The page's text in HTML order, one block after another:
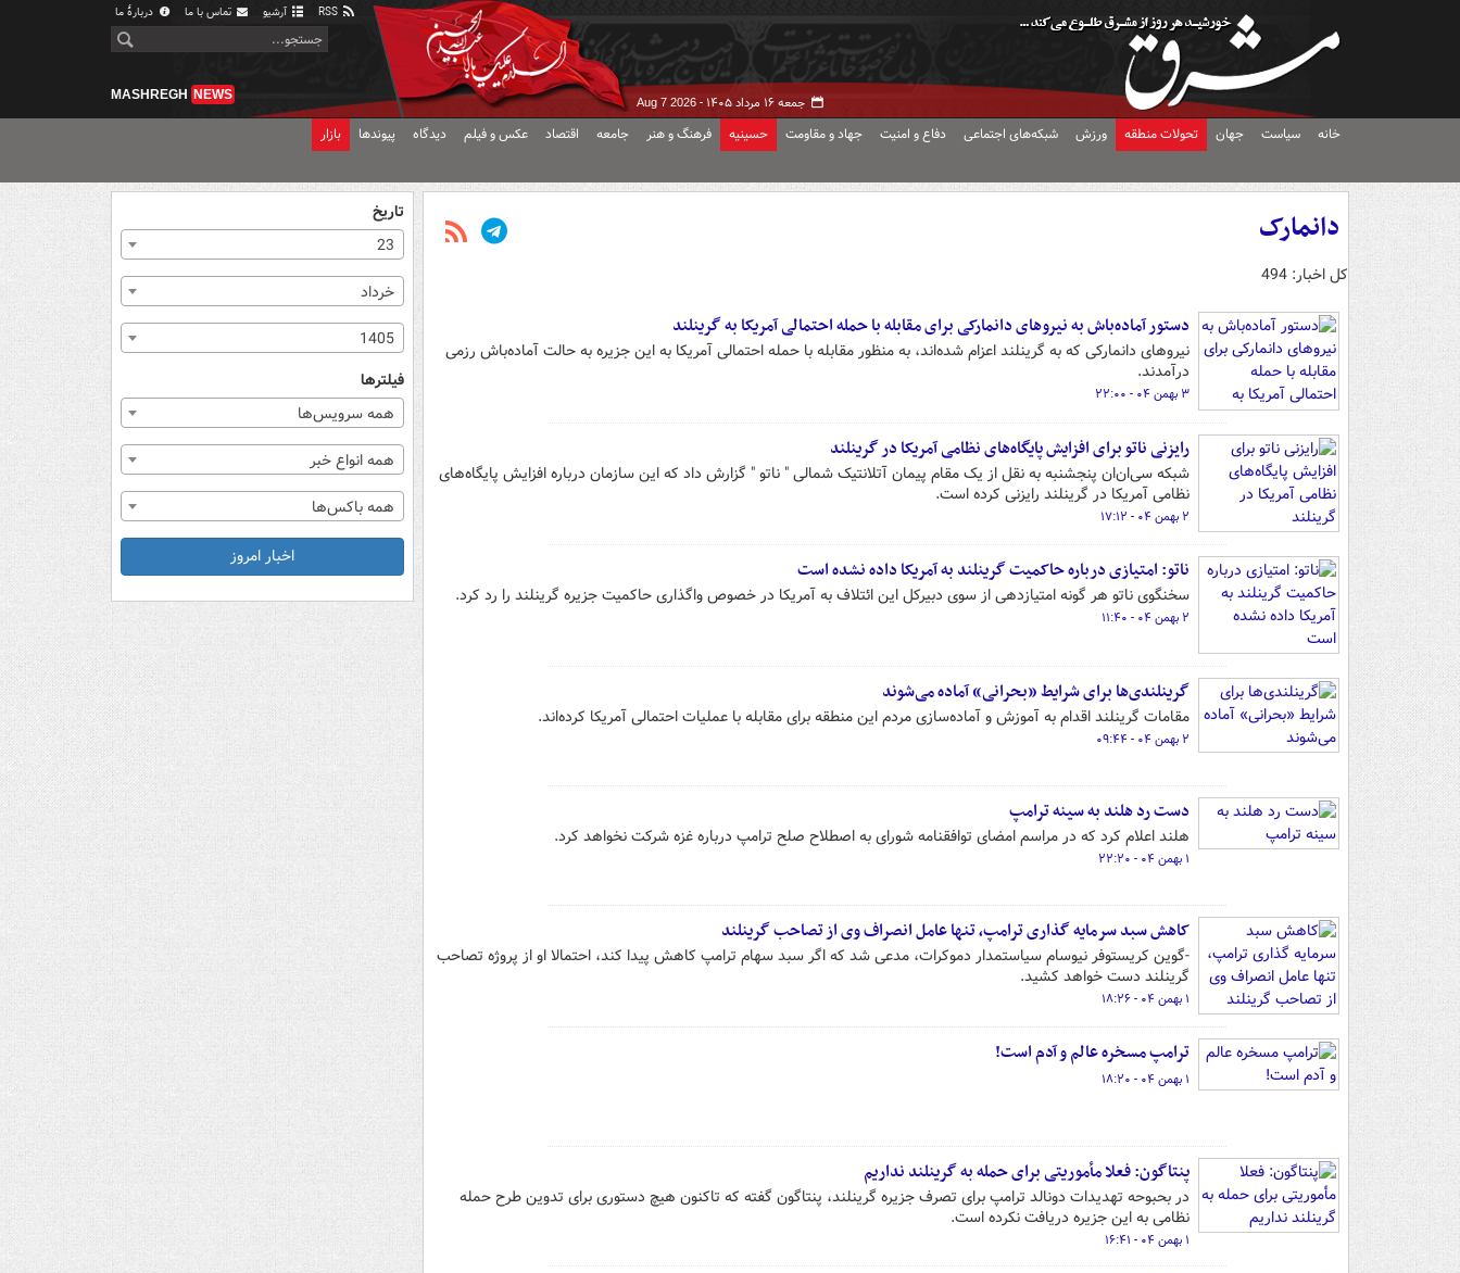
آرشیو تماس با ما دربارهٔ ما
جمعه ۱۶ مرداد ۱۴۰۵ - Aug 7 2026
MASHREGH NEWS
خانه سیاست جهان تحولات منطقه ورزش شبکه‌های اجتماعی دفاع و امنیت جهاد و مقاومت حسینیه فرهنگ و هنر جامعه اقتصاد عکس و فیلم دیدگاه پیوندها بازار
دانمارک
کل اخبار: 494
دستور آماده‌باش به نیروهای دانمارکی برای مقابله با حمله احتمالی آمریکا به گرینلند
نیروهای دانمارکی که به گرینلند اعزام شده‌اند، به منظور مقابله با حمله احتمالی آمریکا به این جزیره به حالت آماده‌باش رزمی
درآمدند.
۳ بهمن ۰۴ - ۲۲:۰۰
رایزنی ناتو برای افزایش پایگاه‌های نظامی آمریکا در گرینلند
شبکه سی‌ان‌ان پنجشنبه به نقل از یک مقام پیمان آتلانتیک شمالی " ناتو " گزارش داد که این سازمان درباره افزایش پایگاه‌های
نظامی آمریکا در گرینلند رایزنی کرده است.
۲ بهمن ۰۴ - ۱۷:۱۲
ناتو: امتیازی درباره حاکمیت گرینلند به آمریکا داده نشده است
سخنگوی ناتو هر گونه امتیازدهی از سوی دبیرکل این ائتلاف به آمریکا در خصوص واگذاری حاکمیت جزیره گرینلند را رد کرد.
۲ بهمن ۰۴ - ۱۱:۴۰
گرینلندی‌ها برای شرایط «بحرانی» آماده می‌شوند
مقامات گرینلند اقدام به آموزش و آماده‌سازی مردم این منطقه برای مقابله با عملیات احتمالی آمریکا کرده‌اند.
۲ بهمن ۰۴ - ۰۹:۴۴
دست رد هلند به سینه ترامپ
هلند اعلام کرد که در مراسم امضای توافقنامه شورای به اصطلاح صلح ترامپ درباره غزه شرکت نخواهد کرد.
۱ بهمن ۰۴ - ۲۲:۲۰
کاهش سبد سرمایه گذاری ترامپ، تنها عامل انصراف وی از تصاحب گرینلند
-گوین کریستوفر نیوسام سیاستمدار دموکرات، مدعی شد که اگر سبد سهام ترامپ کاهش پیدا کند، احتمالا او از پروژه تصاحب
گرینلند دست خواهد کشید.
۱ بهمن ۰۴ - ۱۸:۲۶
ترامپ مسخره عالم و آدم است!
۱ بهمن ۰۴ - ۱۸:۲۰
پنتاگون: فعلا مأموریتی برای حمله به گرینلند نداریم
در بحبوحه تهدیدات دونالد ترامپ برای تصرف جزیره گرینلند، پنتاگون گفته که تاکنون هیچ دستوری برای تدوین طرح حمله
نظامی به این جزیره دریافت نکرده است.
۱ بهمن ۰۴ - ۱۶:۴۱
تاریخ
23
خرداد
1405
فیلترها
همه سرویس‌ها
همه انواع خبر
همه باکس‌ها
اخبار امروز